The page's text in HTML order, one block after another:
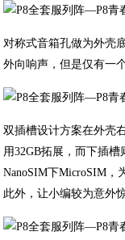
对称式音箱孔做为外壳
外向响声，但是仅有一
双插槽设计方案在外壳
用32GB拓展，而下插
NanoSIM下MicroSIM，
此外，让小编较为意外